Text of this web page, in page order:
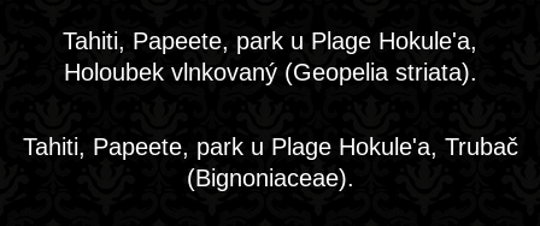
Tahiti, Papeete, park u Plage Hokule'a,
Holoubek vlnkovaný (Geopelia striata).
Tahiti, Papeete, park u Plage Hokule'a, Trubač
(Bignoniaceae).